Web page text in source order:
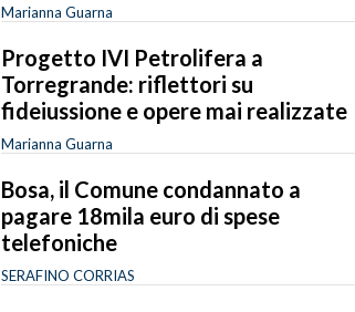
Marianna Guarna
Progetto IVI Petrolifera a
Torregrande: riflettori su
fideiussione e opere mai realizzate
Marianna Guarna
Bosa, il Comune condannato a
pagare 18mila euro di spese
telefoniche
SERAFINO CORRIAS